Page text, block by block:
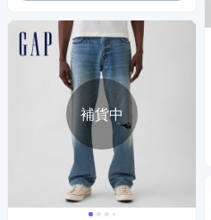
補貨中